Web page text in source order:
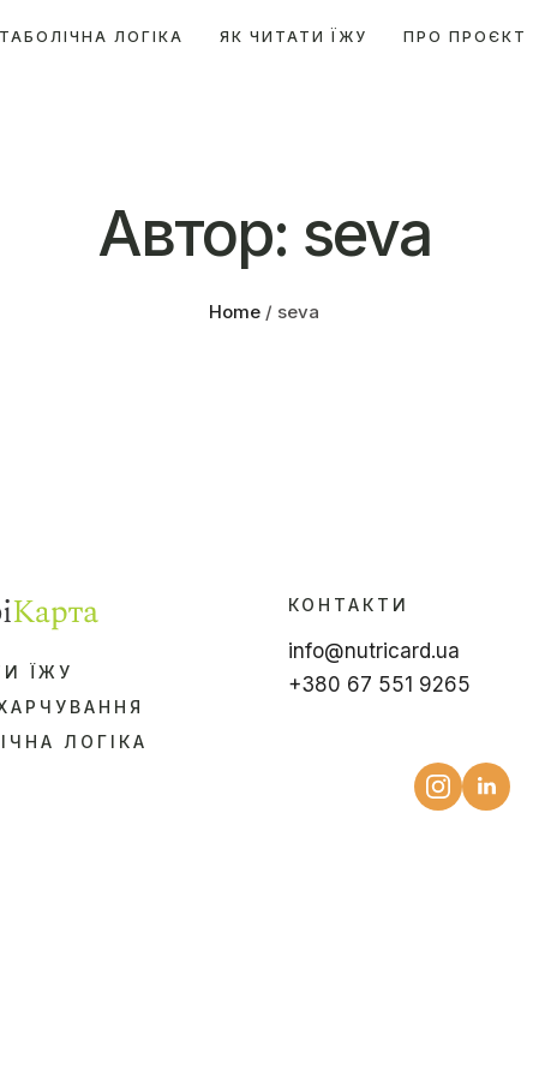
ЛОГІКА ЯК ЧИТАТИ ЇЖУ ПРО ПРОЄКТ
Автор: seva
Home / seva
ЇЖУ
ЛОГІКА
КОНТАКТИ
info@nutricard.ua
+380 67 551 9265